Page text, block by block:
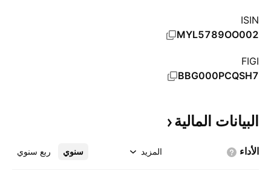
ISIN
MYL5789OO002
FIGI
BBG000PCQSH7
البيانات المالية
الأداء سنوي ربع سنوي المزيد